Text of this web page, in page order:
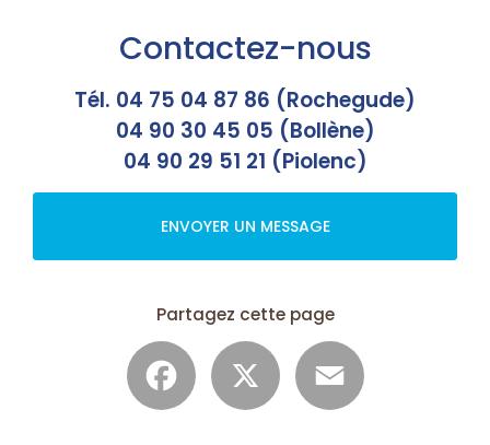
Contactez-nous
Tél. 04 75 04 87 86 (Rochegude)
04 90 30 45 05 (Bollène)
04 90 29 51 21 (Piolenc)
ENVOYER UN MESSAGE
Partagez cette page
Facebook